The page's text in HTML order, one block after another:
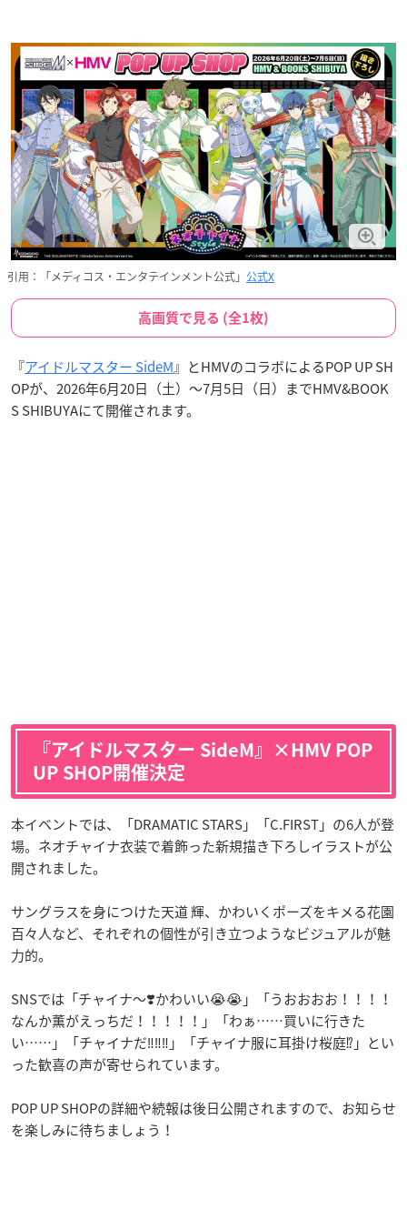
引用：「メディコス・エンタテインメント公式」 公式X
高画質で見る (全1枚)
『アイドルマスター SideM』とHMVのコラボによるPOP UP SH
OPが、2026年6月20日（土）〜7月5日（日）までHMV&BOOK
S SHIBUYAにて開催されます。
『アイドルマスター SideM』×HMV POP
UP SHOP開催決定
本イベントでは、「DRAMATIC STARS」「C.FIRST」の6人が登
場。ネオチャイナ衣装で着飾った新規描き下ろしイラストが公
開されました。
サングラスを身につけた天道 輝、かわいくポーズをキメる花園
百々人など、それぞれの個性が引き立つようなビジュアルが魅
力的。
SNSでは「チャイナ〜❣️かわいい😭😭」「うおおおお！！！！
なんか薫がえっちだ！！！！！」「わぁ……買いに行きた
い……」「チャイナだ‼️‼️‼️」「チャイナ服に耳掛け桜庭⁉️」とい
った歓喜の声が寄せられています。
POP UP SHOPの詳細や続報は後日公開されますので、お知らせ
を楽しみに待ちましょう！